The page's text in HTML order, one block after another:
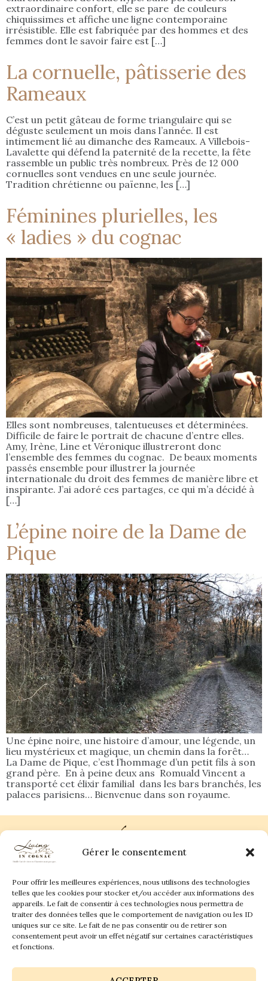
Gérer le consentement
Pour offrir les meilleures expériences, nous utilisons des technologies
telles que les cookies pour stocker et/ou accéder aux informations des
appareils. Le fait de consentir à ces technologies nous permettra de
traiter des données telles que le comportement de navigation ou les ID
uniques sur ce site. Le fait de ne pas consentir ou de retirer son
consentement peut avoir un effet négatif sur certaines caractéristiques
et fonctions.
extraordinaire confort, elle se pare de couleurs
chiquissimes et affiche une ligne contemporaine
irrésistible. Elle est fabriquée par des hommes et des
femmes dont le savoir faire est […]
La cornuelle, pâtisserie des
Rameaux
C’est un petit gâteau de forme triangulaire qui se
déguste seulement un mois dans l’année. Il est
intimement lié au dimanche des Rameaux. A Villebois-
Lavalette qui défend la paternité de la recette, la fête
rassemble un public très nombreux. Près de 12 000
cornuelles sont vendues en une seule journée.
Tradition chrétienne ou païenne, les […]
Féminines plurielles, les
« ladies » du cognac
Elles sont nombreuses, talentueuses et déterminées.
Difficile de faire le portrait de chacune d’entre elles.
Amy, Irène, Line et Véronique illustreront donc
l’ensemble des femmes du cognac. De beaux moments
passés ensemble pour illustrer la journée
internationale du droit des femmes de manière libre et
inspirante. J’ai adoré ces partages, ce qui m’a décidé à
[…]
L’épine noire de la Dame de
Pique
Une épine noire, une histoire d’amour, une légende, un
lieu mystérieux et magique, un chemin dans la forêt…
La Dame de Pique, c’est l’hommage d’un petit fils à son
grand père. En à peine deux ans Romuald Vincent a
transporté cet élixir familial dans les bars branchés, les
palaces parisiens… Bienvenue dans son royaume.
Plan du site
Living in Cognac Land
La vigne & Le verre
Newsletter
Dégustation sensorielle & Écriture
Contact
anne@livingincognac.com